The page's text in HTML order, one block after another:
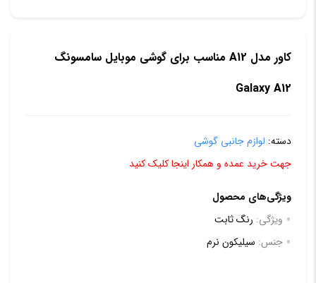
کاور مدل A12 مناسب برای گوشی موبایل سامسونگ
Galaxy A12
دسته: لوازم جانبی گوشی
جهت خرید عمده و همکار اینجا کلیک کنید
ویژگی‌های محصول
ویژگی: رنگ ثابت
جنس: سیلیکون نرم